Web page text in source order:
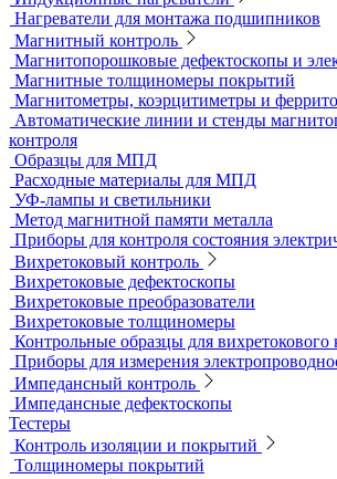
Твердомеры резины и пластмасс
Универсальные твердомеры
Переносные твердомеры
Датчики для твердомеров
Дефектоскопы электролитические
Контроль проникающими веществами
Образцы для ЦД
Пенетрант, проявитель, очиститель
Ультрафиолетовые лампы
Принадлежности для контроля
Индукционные нагреватели
Нагреватели для монтажа подшипников
Магнитный контроль
Магнитопорошковые дефектоскопы и
Магнитные толщиномеры покрытий
Магнитометры, коэрцитиметры и
Автоматические линии и стенды
контроля
Образцы для МПД
Расходные материалы для МПД
УФ-лампы и светильники
Метод магнитной памяти металла